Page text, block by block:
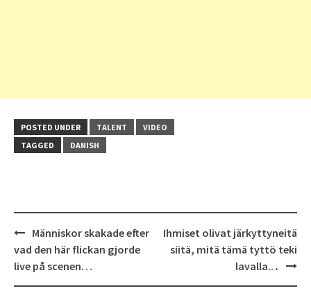
POSTED UNDER TALENT
VIDEO
TAGGED
DANISH
Post
navigation
Människor skakade efter
vad den här flickan gjorde
live på scenen…
Ihmiset olivat järkyttyneitä
siitä, mitä tämä tyttö teki
lavalla..․